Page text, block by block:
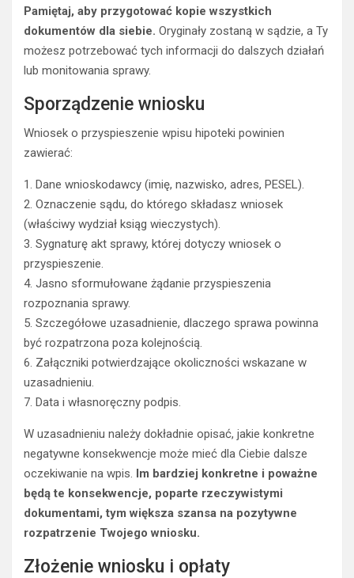
Pamiętaj, aby przygotować kopie wszystkich
dokumentów dla siebie. Oryginały zostaną w sądzie, a Ty
możesz potrzebować tych informacji do dalszych działań
lub monitowania sprawy.
Sporządzenie wniosku
Wniosek o przyspieszenie wpisu hipoteki powinien
zawierać:
1. Dane wnioskodawcy (imię, nazwisko, adres, PESEL).
2. Oznaczenie sądu, do którego składasz wniosek
(właściwy wydział ksiąg wieczystych).
3. Sygnaturę akt sprawy, której dotyczy wniosek o
przyspieszenie.
4. Jasno sformułowane żądanie przyspieszenia
rozpoznania sprawy.
5. Szczegółowe uzasadnienie, dlaczego sprawa powinna
być rozpatrzona poza kolejnością.
6. Załączniki potwierdzające okoliczności wskazane w
uzasadnieniu.
7. Data i własnoręczny podpis.
W uzasadnieniu należy dokładnie opisać, jakie konkretne
negatywne konsekwencje może mieć dla Ciebie dalsze
oczekiwanie na wpis. Im bardziej konkretne i poważne
będą te konsekwencje, poparte rzeczywistymi
dokumentami, tym większa szansa na pozytywne
rozpatrzenie Twojego wniosku.
Złożenie wniosku i opłaty